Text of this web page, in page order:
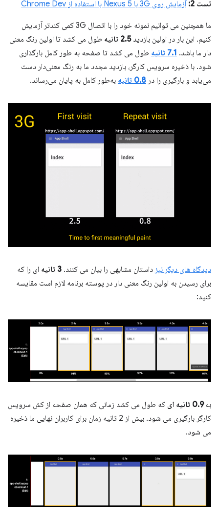
تست 2: آزمایش روی 3G با Nexus 5 با استفاده از Chrome Dev
ما همچنین می توانیم نمونه خود را با اتصال 3G کمی کندتر آزمایش
کنیم. این بار در اولین بازدید2.5 ثانیه
طول می کشد تا اولین رنگ معنی
دار ما باشد. 7.1 ثانیه
طول می کشد تا صفحه به طور کامل بارگذاری
شود. با ذخیره سرویس کارگر، بازدید مجدد ما به رنگ معنی‌دار دست
می‌یابد و بارگیری را در 0.8 ثانیه به‌طور کامل به پایان می‌رساند.
دیدگاه های دیگر نیز داستان مشابهی را بیان می کنند. 3 ثانیه
ای را که
برای رسیدن به اولین رنگ معنی دار در پوسته برنامه لازم است مقایسه
کنید:
به0.9 ثانیه ای
که طول می کشد زمانی که همان صفحه از کش سرویس
کارگر بارگیری می شود. بیش از 2 ثانیه زمان برای کاربران نهایی ما ذخیره
می شود.